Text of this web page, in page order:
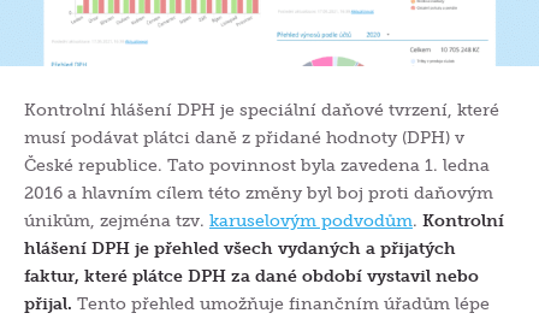
Kontrolní hlášení DPH je speciální daňové tvrzení, které
musí podávat plátci daně z přidané hodnoty (DPH) v
České republice. Tato povinnost byla zavedena 1. ledna
2016 a hlavním cílem této změny byl boj proti daňovým
únikům, zejména tzv. karuselovým podvodům. Kontrolní
hlášení DPH je přehled všech vydaných a přijatých
faktur, které plátce DPH za dané období vystavil nebo
přijal. Tento přehled umožňuje finančním úřadům lépe